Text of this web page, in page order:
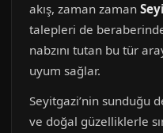
akış, zaman zaman
talepleri de
nabzını tutan bu tür
uyum sağlar.
Seyitgazi’nin sunduğu
ve doğal güzelliklerle